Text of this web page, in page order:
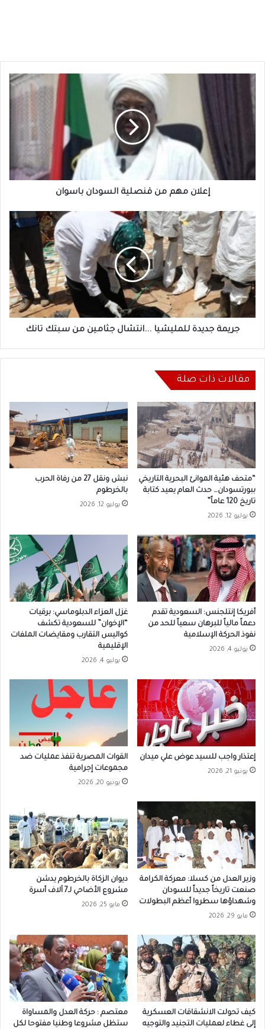
إعلان
مهم
من
إعلان مهم من قنصلية السودان باسوان
جريمة
جديدة
للمليشيا
...انتشال
جثامين
من
سبتك
تانك
جريمة جديدة للمليشيا ...انتشال جثامين من سبتك تانك
مقالات ذات صلة
“متحف هئية الموانئ البحرية التاريخي
ببورتسودان… حدث العام يعيد كتابة
تاريخ 120 عاماً”
يوليو 12, 2026
نبش ونقل 27 من رفاة الحرب
بالخرطوم
يوليو 12, 2026
أفريكا إنتلجنس: السعودية تقدم
دعماً مالياً للبرهان سعياً للحد من
نفوذ الحركة الإسلامية
يوليو 4, 2026
غزل العزاء الدبلوماسي: برقيات
“الإخوان” للسعودية تكشف
كواليس التقارب ومقايضات الملفات
الإقليمية
يوليو 4, 2026
إعتذار واجب للسيد عوض علي ميدان
يونيو 21, 2026
القوات المصرية تنفذ عمليات ضد
مجموعات إجرامية
يونيو 20, 2026
وزير العدل من كسلا: معركة الكرامة
صنعت تاريخاً جديداً للسودان
وشهداؤها سطروا أعظم البطولات
مايو 29, 2026
ديوان الزكاة بالخرطوم يدشن
مشروع الأضاحي لـ7 آلاف أسرة
مايو 25, 2026
كيف تحولت الانشقاقات العسكرية
إلى غطاء لعمليات التجنيد والتوجيه
معتصم : حركة العدل والمساواة
ستظل مشروعا وطنيا مفتوحا لكل